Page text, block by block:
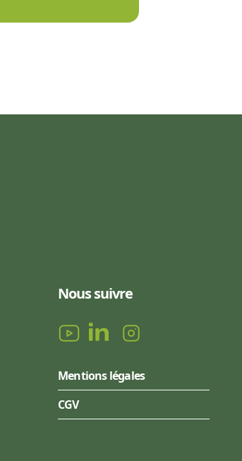
Nous suivre
Mentions légales
CGV